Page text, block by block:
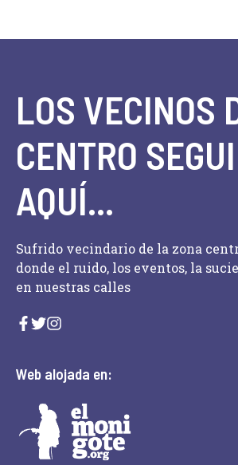
LOS VECINOS
CENTRO
AQUÍ...
Sufrido vecindario de la zona
donde el ruido, los eventos, la
en nuestras calles
Web alojada en: